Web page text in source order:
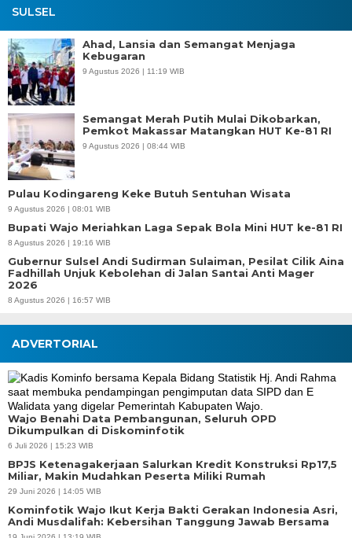
SULSEL
Ahad, Lansia dan Semangat Menjaga
Kebugaran
9 Agustus 2026 | 11:19 WIB
Semangat Merah Putih Mulai Dikobarkan,
Pemkot Makassar Matangkan HUT Ke-81 RI
9 Agustus 2026 | 08:44 WIB
Pulau Kodingareng Keke Butuh Sentuhan Wisata
9 Agustus 2026 | 08:01 WIB
Bupati Wajo Meriahkan Laga Sepak Bola Mini HUT ke-81 RI
8 Agustus 2026 | 19:16 WIB
Gubernur Sulsel Andi Sudirman Sulaiman, Pesilat Cilik Aina
Fadhillah Unjuk Kebolehan di Jalan Santai Anti Mager
2026
8 Agustus 2026 | 16:57 WIB
ADVERTORIAL
Wajo Benahi Data Pembangunan, Seluruh OPD
Dikumpulkan di Diskominfotik
6 Juli 2026 | 15:23 WIB
BPJS Ketenagakerjaan Salurkan Kredit Konstruksi Rp17,5
Miliar, Makin Mudahkan Peserta Miliki Rumah
29 Juni 2026 | 14:05 WIB
Kominfotik Wajo Ikut Kerja Bakti Gerakan Indonesia Asri,
Andi Musdalifah: Kebersihan Tanggung Jawab Bersama